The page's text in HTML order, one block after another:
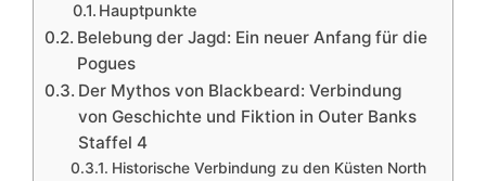
Hauptpunkte
Belebung der Jagd: Ein neuer Anfang für die
Pogues
Der Mythos von Blackbeard: Verbindung
von Geschichte und Fiktion in Outer Banks
Staffel 4
Historische Verbindung zu den Küsten North